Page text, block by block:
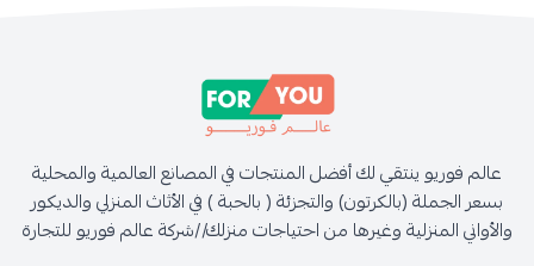
عالم فوريو ينتقي لك أفضل المنتجات في المصانع العالمية والمحلية
بسعر الجملة (بالكرتون) والتجزئة ( بالحبة ) في الأثاث المنزلي والديكور
والأواني المنزلية وغيرها من احتياجات منزلك//شركة عالم فوريو للتجارة